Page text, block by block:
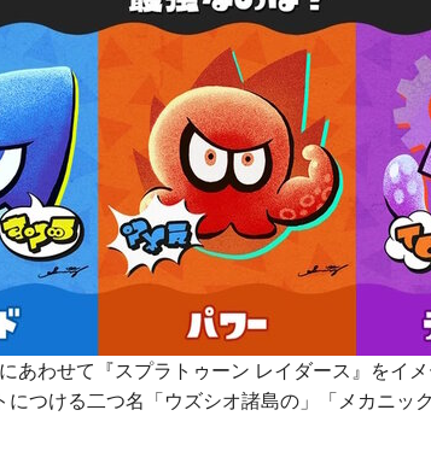
あわせて『スプラトゥーン レイダース』をイ
つける二つ名「ウズシオ諸島の」「メカニック